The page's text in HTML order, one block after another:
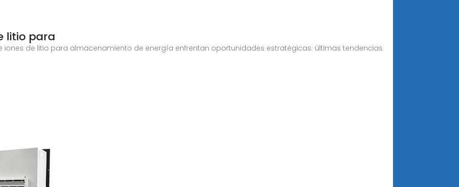
litio para
iones de litio para almacenamiento de energía enfrentan oportunidades estratégicas: últimas tendencias